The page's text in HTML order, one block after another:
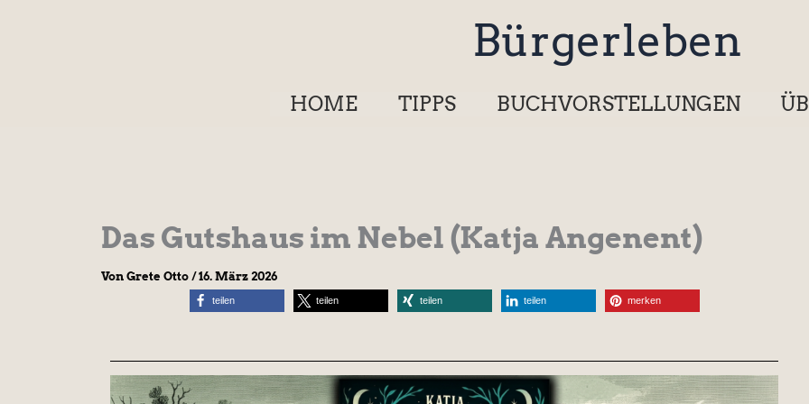
Bürgerleben
HOME TIPPS BUCHVORSTELLUNGEN
Das Gutshaus im Nebel (Katja Angenent)
Von Grete Otto /16. März 2026
teilen teilen teilen teilen merken